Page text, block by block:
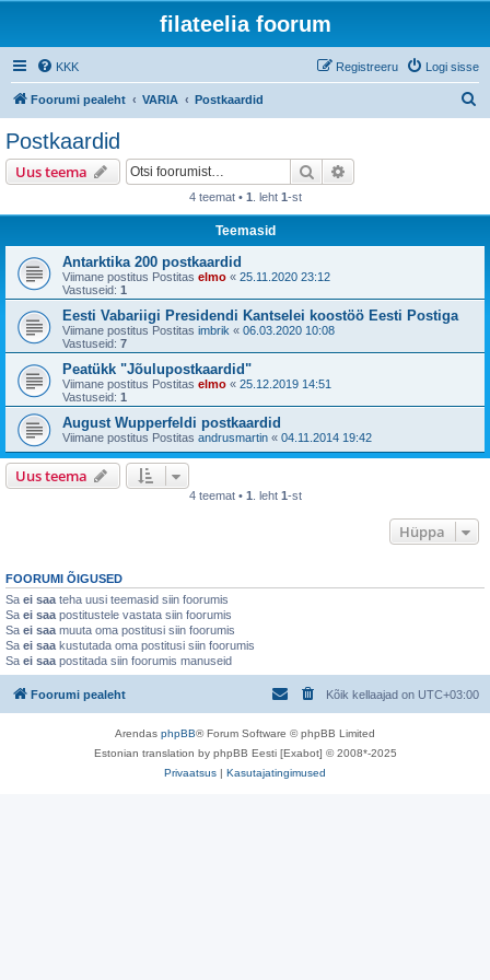
filateelia foorum
KKK Logi sisse
Registreeru
Foorumi pealeht VARIA Postkaardid
Postkaardid
Uus teema Otsi
4 teemat • 1 . leht 1-st
Teemasid
Antarktika 200 postkaardid
Viimane postitus Postitas elmo « 25.11.2020 23:12
Vastuseid: 1
Eesti Vabariigi Presidendi Kantselei koostöö Eesti Postiga
Viimane postitus Postitas imbrik « 06.03.2020 10:08
Vastuseid: 7
Peatükk "Jõulupostkaardid"
Viimane postitus Postitas elmo « 25.12.2019 14:51
Vastuseid: 1
August Wupperfeldi postkaardid
Viimane postitus Postitas andrusmartin « 04.11.2014 19:42
Uus teema
4 teemat • 1 . leht 1-st
Hüppa
FOORUMI ÕIGUSED
Sa ei saa teha uusi teemasid siin foorumis
Sa ei saa postitustele vastata siin foorumis
Sa ei saa muuta oma postitusi siin foorumis
Sa ei saa kustutada oma postitusi siin foorumis
Sa ei saa postitada siin foorumis manuseid
Foorumi pealeht Kõik kellaajad on UTC+03:00
Arendas phpBB® Forum Software © phpBB Limited
Estonian translation by phpBB Eesti [Exabot] © 2008*-2025
Privaatsus | Kasutajatingimused